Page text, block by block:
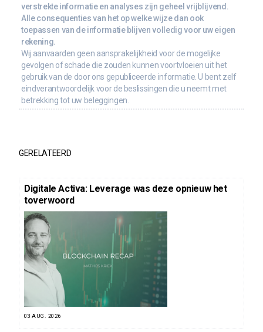
verstrekte informatie en analyses zijn geheel vrijblijvend.
Alle consequenties van het op welke wijze dan ook
toepassen van de informatie blijven volledig voor uw eigen
rekening.
Wij aanvaarden geen aansprakelijkheid voor de mogelijke
gevolgen of schade die zouden kunnen voortvloeien uit het
gebruik van de door ons gepubliceerde informatie. U bent zelf
eindverantwoordelijk voor de beslissingen die u neemt met
betrekking tot uw beleggingen.
GERELATEERD
Digitale Activa: Leverage was deze opnieuw het
toverwoord
03 AUG. 2026